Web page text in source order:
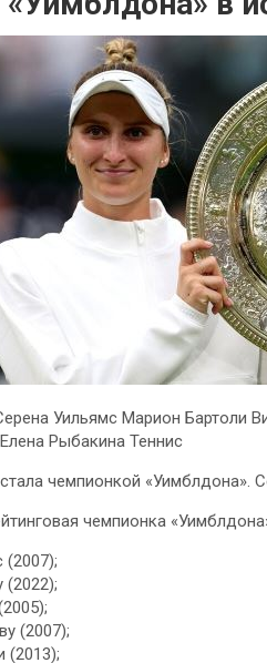
Уильямс Марион Бартоли
Рыбакина Теннис
чемпионкой «Уимблдона».
чемпионка
(2007);
(2013);